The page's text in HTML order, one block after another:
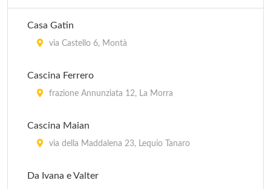
Casa Gatin
via Castello 6, Montà
Cascina Ferrero
frazione Annunziata 12, La Morra
Cascina Maian
via della Maddalena 23, Lequio Tanaro
Da Ivana e Valter